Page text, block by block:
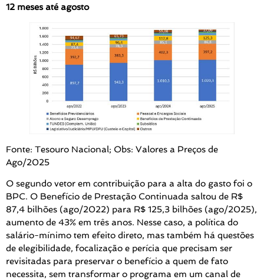
12 meses até agosto
Fonte: Tesouro Nacional; Obs: Valores a Preços de
Ago/2025
O segundo vetor em contribuição para a alta do gasto foi o
BPC. O Benefício de Prestação Continuada saltou de R$
87,4 bilhões (ago/2022) para R$ 125,3 bilhões (ago/2025),
aumento de 43% em três anos. Nesse caso, a política do
salário-mínimo tem efeito direto, mas também há questões
de elegibilidade, focalização e perícia que precisam ser
revisitadas para preservar o benefício a quem de fato
necessita, sem transformar o programa em um canal de